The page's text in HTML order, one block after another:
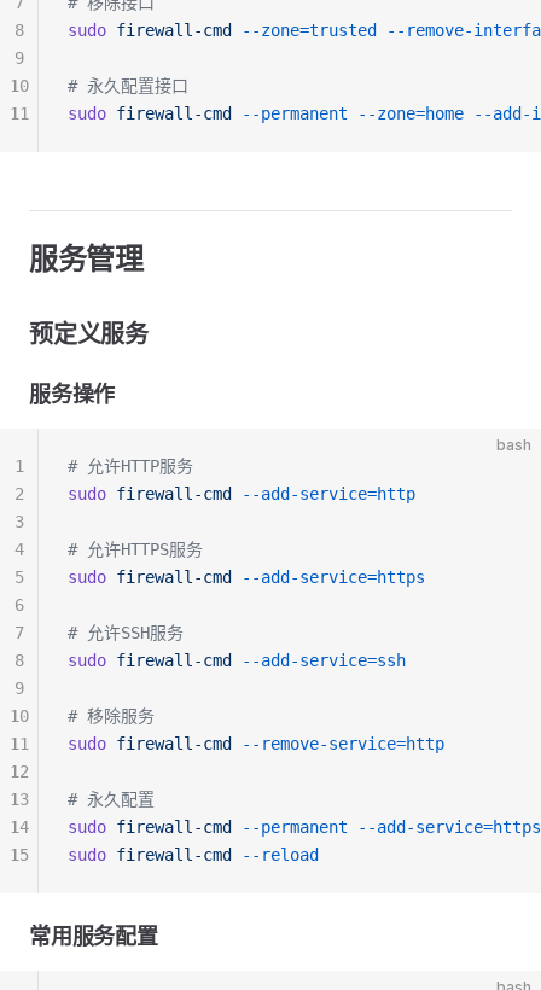
sudo firewall-cmd --zone=trusted --remove-
# 永久配置接口
sudo firewall-cmd --permanent --zone=home --add-
8
9
10
11
服务管理
预定义服务
服务操作
bash
# 允许HTTP服务
sudo firewall-cmd --add-service=http
# 允许HTTPS服务
sudo firewall-cmd --add-service=https
# 允许SSH服务
sudo firewall-cmd --add-service=ssh
# 移除服务
sudo firewall-cmd --remove-service=http
# 永久配置
sudo firewall-cmd --permanent --add-service=https
sudo firewall-cmd --reload
1
2
3
4
5
6
7
8
9
10
11
12
13
14
15
常用服务配置